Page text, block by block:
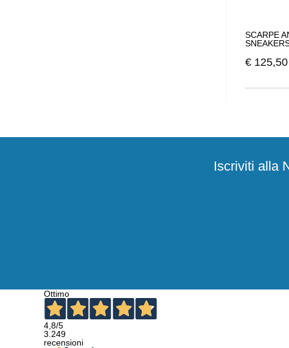
SCARPE
€ 125,50
Iscriviti alla
Ottimo
4,8/5
3.249
recensioni